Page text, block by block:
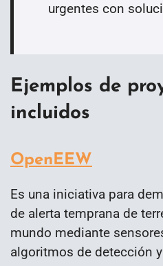
urgentes con
Ejemplos de
incluidos
OpenEEW
Es una iniciativa para
de alerta temprana de
mundo mediante
algoritmos de detección